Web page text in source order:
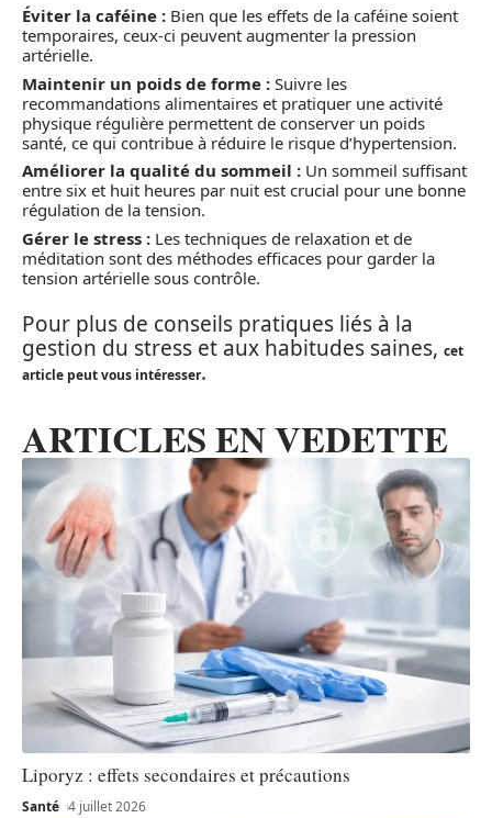
Éviter la caféine : Bien que les effets de la caféine soient
temporaires, ceux-ci peuvent augmenter la pression
artérielle.
Maintenir un poids de forme : Suivre les
recommandations alimentaires et pratiquer une activité
physique régulière permettent de conserver un poids
santé, ce qui contribue à réduire le risque d’hypertension.
Améliorer la qualité du sommeil : Un sommeil suffisant
entre six et huit heures par nuit est crucial pour une bonne
régulation de la tension.
Gérer le stress : Les techniques de relaxation et de
méditation sont des méthodes efficaces pour garder la
tension artérielle sous contrôle.
Pour plus de conseils pratiques liés à la
gestion du stress et aux habitudes saines, cet
article peut vous intéresser.
ARTICLES EN VEDETTE
Liporyz : effets secondaires et précautions
Santé 4 juillet 2026